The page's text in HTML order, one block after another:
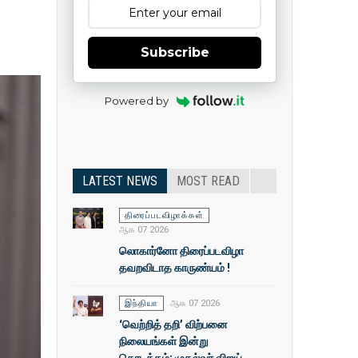
Subscribe
Powered by
LATEST NEWS MOST READ
திரைப்படவிழாக்கள்
ஆக 07 2026
லொகார்னோ திரைப்படவிழா
தவறவிடாத காருண்யம் !
இந்தியா ஆக 07 2026
‘வெற்றித் தறி’ விற்பனை
நிலையங்கள் இன்று